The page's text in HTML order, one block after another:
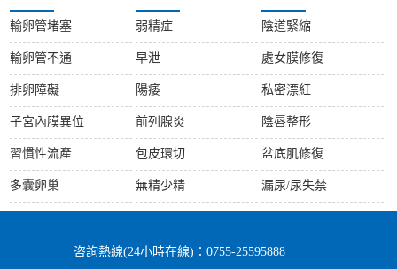
輸卵管堵塞
輸卵管不通
排卵障礙
子宮內膜異位
習慣性流產
多囊卵巢
弱精症
早泄
陽痿
前列腺炎
包皮環切
無精少精
陰道緊縮
處女膜修復
私密漂紅
陰唇整形
盆底肌修復
漏尿/尿失禁
咨詢熱線(24小時在線)：0755-25595888